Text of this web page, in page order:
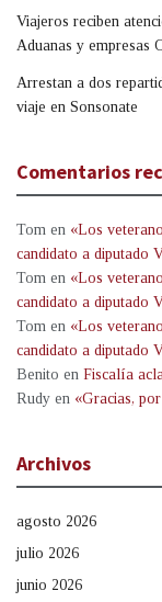
Viajeros reciben
Aduanas y empresas
Arrestan a dos
viaje en Sonsonate
Comentarios
Tom en «Los
candidato a diputado
Tom en «Los
candidato a diputado
Tom en «Los
candidato a diputado
Benito en Fiscalía
Rudy en «Gracias,
Archivos
agosto 2026
julio 2026
junio 2026